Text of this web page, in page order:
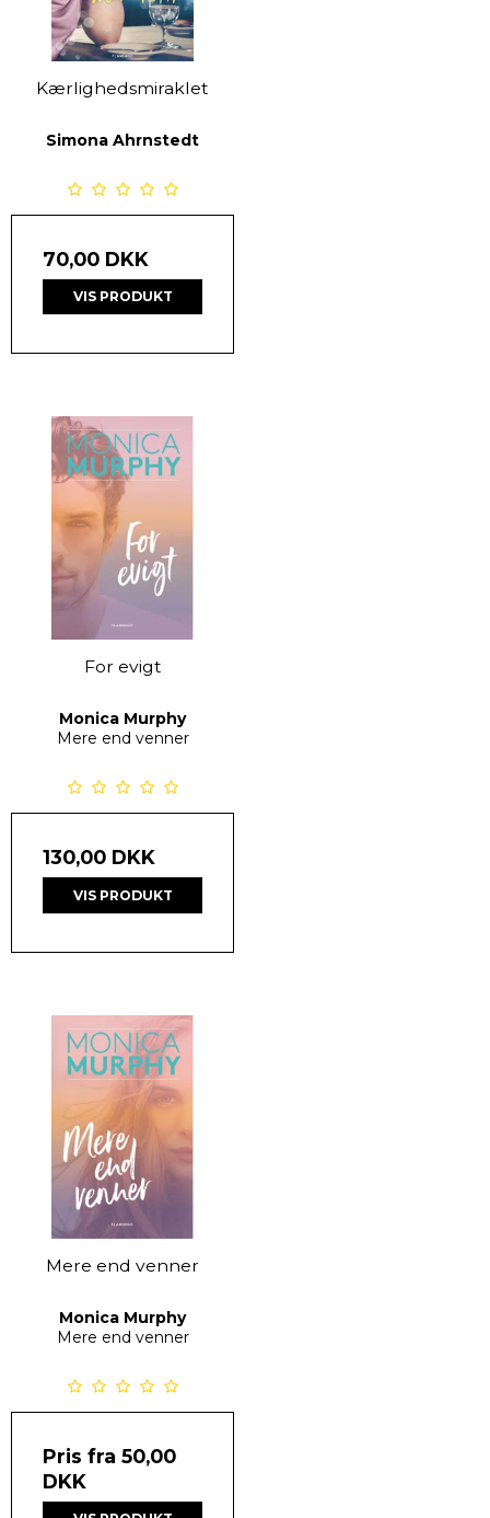
Kærlighedsmiraklet
Simona Ahrnstedt
70,00 DKK
VIS PRODUKT
For evigt
Monica Murphy
Mere end venner
130,00 DKK
VIS PRODUKT
Mere end venner
Monica Murphy
Mere end venner
Pris fra 50,00
DKK